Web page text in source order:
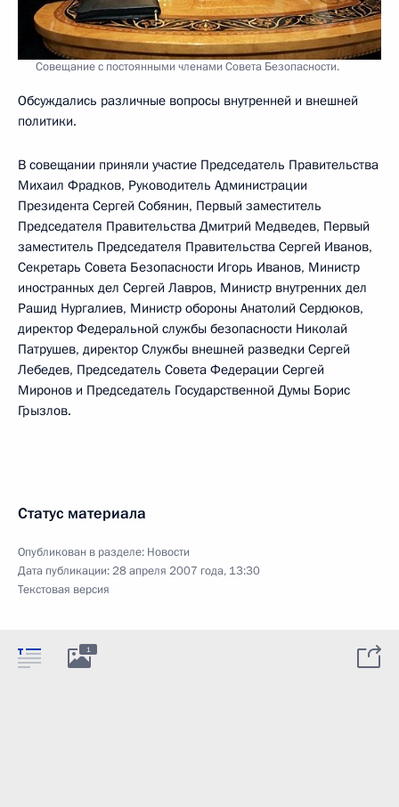
Совещание с постоянными членами Совета Безопасности.
Обсуждались различные вопросы внутренней и внешней
политики.
В совещании приняли участие Председатель Правительства
Михаил Фрадков, Руководитель Администрации
Президента Сергей Собянин, Первый заместитель
Председателя Правительства Дмитрий Медведев, Первый
заместитель Председателя Правительства Сергей Иванов,
Секретарь Совета Безопасности Игорь Иванов, Министр
иностранных дел Сергей Лавров, Министр внутренних дел
Рашид Нургалиев, Министр обороны Анатолий Сердюков,
директор Федеральной службы безопасности Николай
Патрушев, директор Службы внешней разведки Сергей
Лебедев, Председатель Совета Федерации Сергей
Миронов и Председатель Государственной Думы Борис
Грызлов.
Статус материала
Опубликован в разделе: Новости
Дата публикации:28 апреля 2007 года, 13:30
Текстовая версия
1